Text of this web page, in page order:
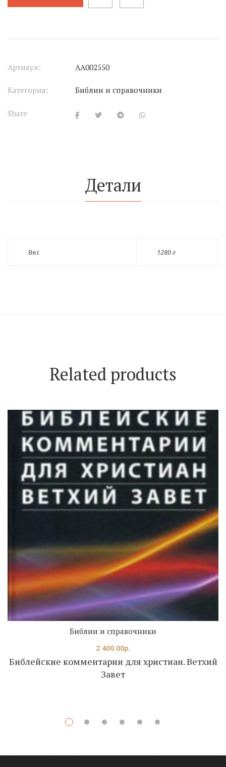
Артикул: АА002550
Категория: Библии и справочники
Share
Детали
Вес 1280 г
Related products
Библейские комментарии для христиан. Ветхий
Завет
Библии и справочники
2 400.00р.